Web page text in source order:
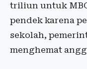
triliun untuk
pendek karena
sekolah,
menghemat